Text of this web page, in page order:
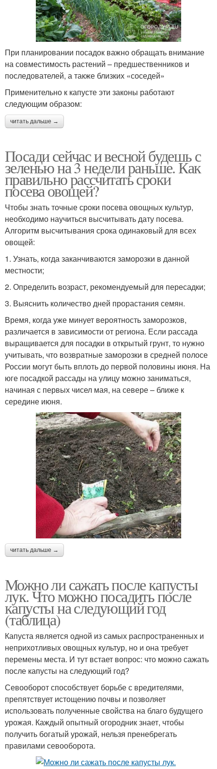
При планировании посадок важно обращать внимание
на совместимость растений – предшественников и
последователей, а также близких «соседей»
Применительно к капусте эти законы работают
следующим образом:
читать дальше →
Посади сейчас и весной будешь с
зеленью на 3 недели раньше. Как
правильно рассчитать сроки
посева овощей?
Чтобы знать точные сроки посева овощных культур,
необходимо научиться высчитывать дату посева.
Алгоритм высчитывания срока одинаковый для всех
овощей:
1. Узнать, когда заканчиваются заморозки в данной
местности;
2. Определить возраст, рекомендуемый для пересадки;
3. Выяснить количество дней прорастания семян.
Время, когда уже минует вероятность заморозков,
различается в зависимости от региона. Если рассада
выращивается для посадки в открытый грунт, то нужно
учитывать, что возвратные заморозки в средней полосе
России могут быть вплоть до первой половины июня. На
юге посадкой рассады на улицу можно заниматься,
начиная с первых чисел мая, на севере – ближе к
середине июня.
читать дальше →
Можно ли сажать после капусты
лук. Что можно посадить после
капусты на следующий год
(таблица)
Капуста является одной из самых распространенных и
неприхотливых овощных культур, но и она требует
перемены места. И тут встает вопрос: что можно сажать
после капусты на следующий год?
Севооборот способствует борьбе с вредителями,
препятствует истощению почвы и позволяет
использовать полученные свойства на благо будущего
урожая. Каждый опытный огородник знает, чтобы
получить богатый урожай, нельзя пренебрегать
правилами севооборота.